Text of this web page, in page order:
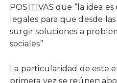
POSITIVAS que “la idea
legales para que desde
surgir soluciones a
sociales”
La particularidad de este
primera vez se reúnen